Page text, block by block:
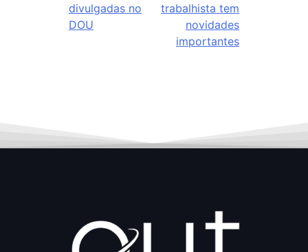
divulgadas no
DOU
trabalhista tem
novidades
importantes